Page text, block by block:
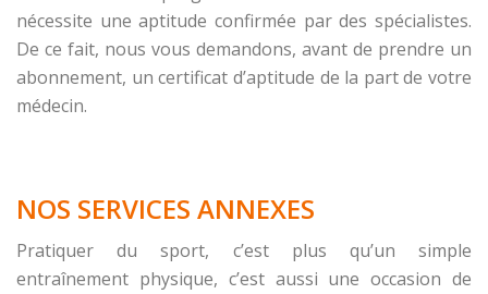
nécessite une aptitude confirmée par des spécialistes.
De ce fait, nous vous demandons, avant de prendre un
abonnement, un certificat d’aptitude de la part de votre
médecin.
NOS SERVICES ANNEXES
Pratiquer du sport, c’est plus qu’un simple
entraînement physique, c’est aussi une occasion de